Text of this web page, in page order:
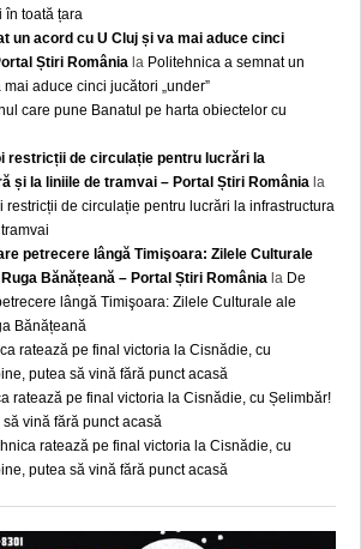
în toată țara
un acord cu U Cluj și va mai aduce cinci
Știri România la Politehnica a semnat un
aduce cinci jucători „under”
care pune Banatul pe harta obiectelor cu
restricții de circulație pentru lucrări la
și la liniile de tramvai – Portal Știri România la
restricții de circulație pentru lucrări la infrastructura
petrecere lângă Timişoara: Zilele Culturale
Bănățeană – Portal Știri România la De
lângă Timişoara: Zilele Culturale ale
Bănățeană
ratează pe final victoria la Cisnădie, cu
putea să vină fără punct acasă
ratează pe final victoria la Cisnădie, cu Șelimbăr!
vină fără punct acasă
ratează pe final victoria la Cisnădie, cu
putea să vină fără punct acasă